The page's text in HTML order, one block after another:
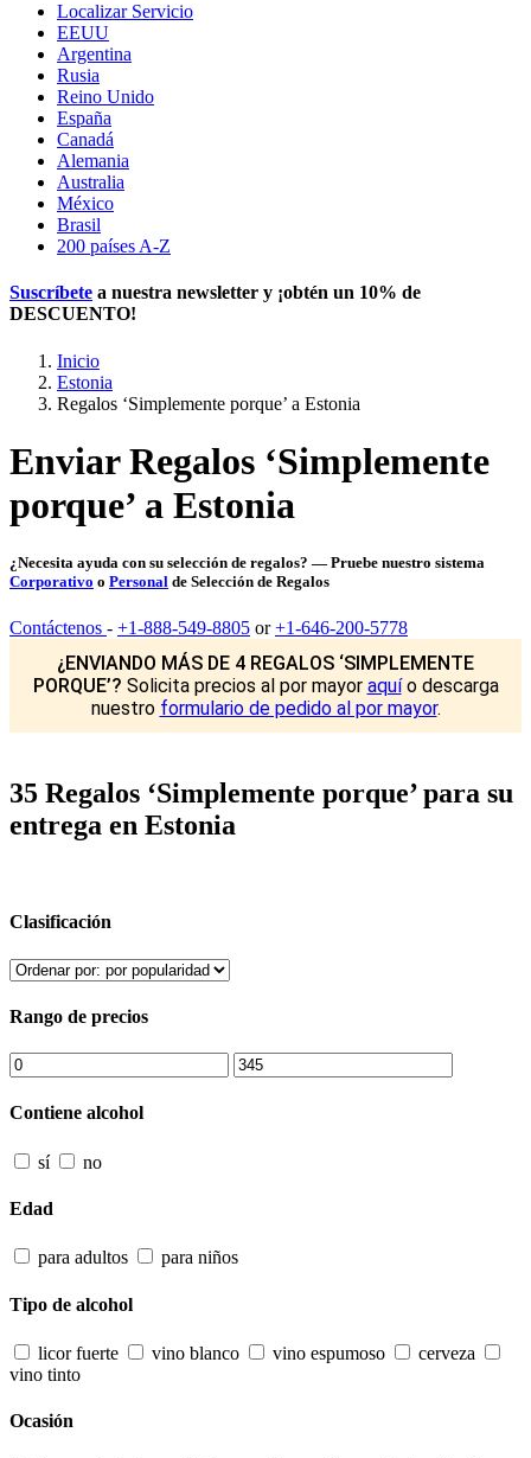
Localizar Servicio
EEUU
Argentina
Rusia
Reino Unido
España
Canadá
Alemania
Australia
México
Brasil
200 países A-Z
Suscríbete a nuestra newsletter y ¡obtén un 10% de
DESCUENTO!
Inicio
Estonia
Regalos ‘Simplemente porque’ a Estonia
Enviar Regalos ‘Simplemente
porque’ a Estonia
¿Necesita ayuda con su selección de regalos? — Pruebe nuestro sistema
Corporativo o Personal de Selección de Regalos
Contáctenos - +1-888-549-8805 or+1-646-200-5778
¿ENVIANDO MÁS DE 4 REGALOS ‘SIMPLEMENTE
PORQUE’? Solicita precios al por mayor aquío descarga
nuestro formulario de pedido al por mayor.
35 Regalos ‘Simplemente porque’ para su
entrega en Estonia
Clasificación
Rango de precios
Contiene alcohol
sí no
Edad
para adultos para niños
Tipo de alcohol
licor fuerte vino blanco vino espumoso
cerveza
vino tinto
Ocasión